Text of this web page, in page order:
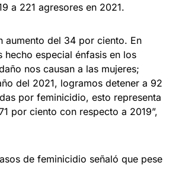
a 221 agresores en 2021.
aumento del 34 por ciento. En
hecho especial énfasis en los
nos causan a las mujeres;
del 2021, logramos detener a 92
por feminicidio, esto representa
por ciento con respecto a 2019”,
de feminicidio señaló que pese